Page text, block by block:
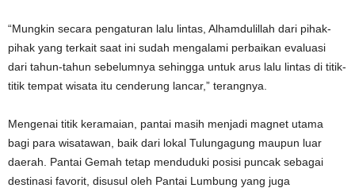
“Mungkin secara pengaturan lalu lintas, Alhamdulillah dari pihak-
pihak yang terkait saat ini sudah mengalami perbaikan evaluasi
dari tahun-tahun sebelumnya sehingga untuk arus lalu lintas di titik-
titik tempat wisata itu cenderung lancar,” terangnya.
Mengenai titik keramaian, pantai masih menjadi magnet utama
bagi para wisatawan, baik dari lokal Tulungagung maupun luar
daerah. Pantai Gemah tetap menduduki posisi puncak sebagai
destinasi favorit, disusul oleh Pantai Lumbung yang juga